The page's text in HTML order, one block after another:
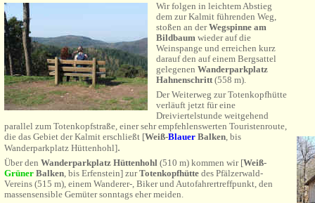
Wir folgen in leichtem Abstieg
dem zur Kalmit führenden Weg,
stoßen an derWegspinne am
Bildbaum wieder auf die
Weinspange und erreichen kurz
darauf den auf einem Bergsattel
gelegenen Wanderparkplatz
Hahnenschritt(558 m).
Der Weiterweg zur Totenkopfhütte
verläuft jetzt für eine
Dreiviertelstunde weitgehend
parallel zum Totenkopfstraße, einer sehr empfehlenswerten Touristenroute,
die das Gebiet der Kalmit erschließt [Weiß-Blauer Balken, bis
Wanderparkplatz Hüttenhohl].
Über den Wanderparkplatz Hüttenhohl (510 m) kommen wir [Weiß-
Grüner Balken, bis Erfenstein] zurTotenkopfhütte des Pfälzerwald-
Vereins (515 m), einem Wanderer-, Biker und Autofahrertreffpunkt, den
massensensible Gemüter sonntags eher meiden.